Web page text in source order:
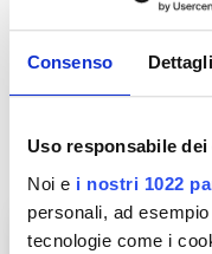
Consenso Dettagli
Uso responsabile dei
Noi e i nostri 1022
personali, ad
tecnologie come i
Ecco come